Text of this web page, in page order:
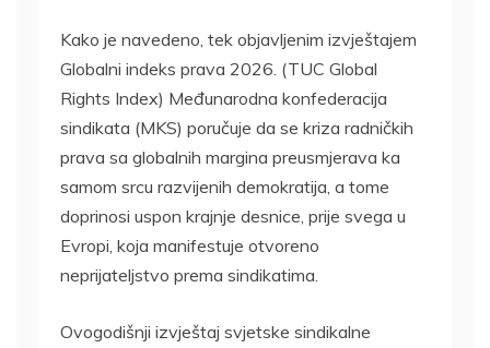
Kako je navedeno, tek objavljenim izvještajem
Globalni indeks prava 2026. (TUC Global
Rights Index) Međunarodna konfederacija
sindikata (MKS) poručuje da se kriza radničkih
prava sa globalnih margina preusmjerava ka
samom srcu razvijenih demokratija, a tome
doprinosi uspon krajnje desnice, prije svega u
Evropi, koja manifestuje otvoreno
neprijateljstvo prema sindikatima.
Ovogodišnji izvještaj svjetske sindikalne